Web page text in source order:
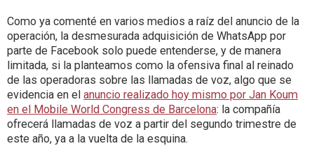
Como ya comenté en varios medios a raíz del anuncio de la
operación, la desmesurada adquisición de WhatsApp por
parte de Facebook solo puede entenderse, y de manera
limitada, si la planteamos como la ofensiva final al reinado
de las operadoras sobre las llamadas de voz, algo que se
evidencia en el anuncio realizado hoy mismo por Jan Koum
en el Mobile World Congress de Barcelona: la compañía
ofrecerá llamadas de voz a partir del segundo trimestre de
este año, ya a la vuelta de la esquina.